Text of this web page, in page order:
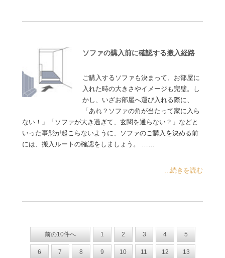
ソファの購入前に確認する搬入経路
ご購入するソファも決まって、お部屋に
入れた時の大きさやイメージも完璧。し
かし、いざお部屋へ運び入れる際に、
「あれ？ソファの角が当たって家に入ら
ない！」「ソファが大き過ぎて、玄関を通らない？」などと
いった事態が起こらないように、ソファのご購入を決める前
には、搬入ルートの確認をしましょう。 ……
...続きを読む
前の10件へ 1 2 3 4 5
6 7 8 9 10 11 12 13